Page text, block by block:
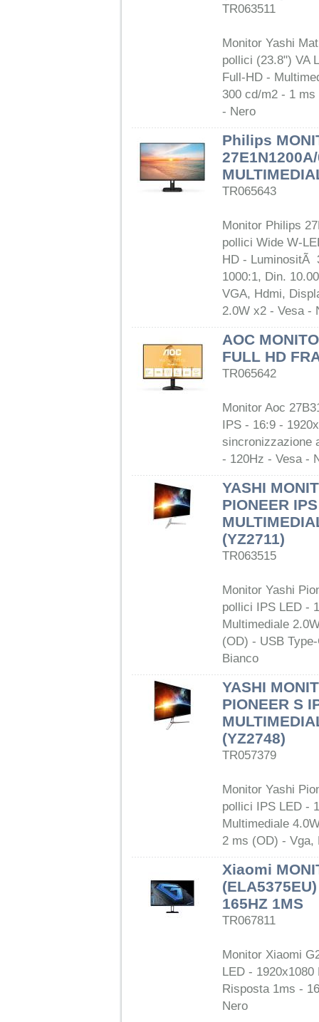
TR063511
Monitor Yashi
pollici (23.8") VA
Full-HD -
300 cd/m2 - 1
- Nero
Philips
TR065643
Monitor Philips
pollici Wide W-
HD - LuminositÃ
1000:1, Din.
VGA, Hdmi,
2.0W x2 - Vesa -
AOC
FULL HD
TR065642
Monitor Aoc
IPS - 16:9 -
sincronizzazione
- 120Hz - Vesa -
YASHI
PIONEER
(YZ2711)
TR063515
Monitor Yashi
pollici IPS LED -
Multimediale
(OD) - USB
Bianco
YASHI
PIONEER S
(YZ2748)
TR057379
Monitor Yashi
pollici IPS LED -
Multimediale
2 ms (OD) - Vga,
Xiaomi
165HZ 1MS
TR067811
Monitor Xiaomi
LED -
Risposta 1ms -
Nero